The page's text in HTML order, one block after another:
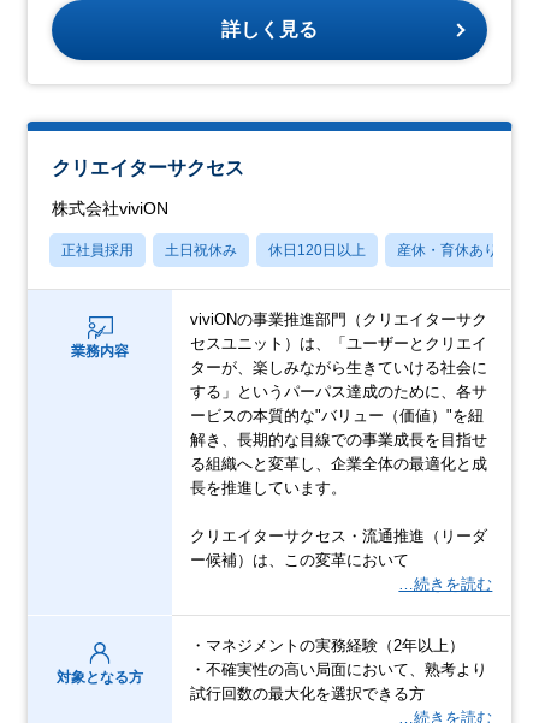
詳しく見る
クリエイターサクセス
株式会社viviON
正社員採用 土日祝休み 休日120日以上 産休・育休あり
業務内容
viviONの事業推進部門（クリエイターサク
セスユニット）は、「ユーザーとクリエイ
ターが、楽しみながら生きていける社会に
する」というパーパス達成のために、各サ
ービスの本質的な"バリュー（価値）"を紐
解き、長期的な目線での事業成長を目指せ
る組織へと変革し、企業全体の最適化と成
長を推進しています。
クリエイターサクセス・流通推進（リーダ
ー候補）は、この変革において
…続きを読む
対象となる方
・マネジメントの実務経験（2年以上）
・不確実性の高い局面において、熟考より
試行回数の最大化を選択できる方
…続きを読む